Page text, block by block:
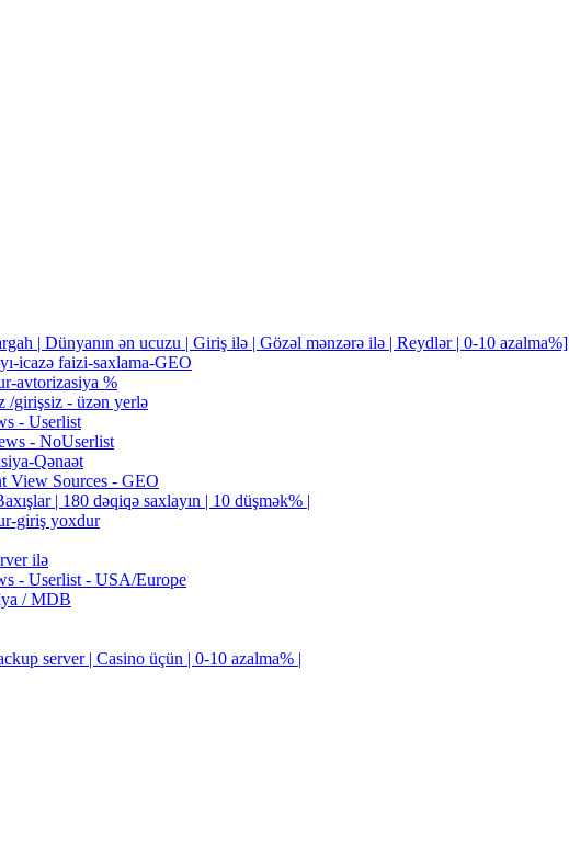
| Dünyanın ən ucuzu | Giriş ilə | Gözəl mənzərə ilə | Reydlər | 0-10 azalma%]
icazə faizi-saxlama-GEO
avtorizasiya %
/girişsiz - üzən yerlə
- Userlist
- NoUserlist
Qənaət
View Sources - GEO
| 180 dəqiqə saxlayın | 10 düşmək% |
giriş yoxdur
ilə
- Userlist - USA/Europe
/ MDB
server | Casino üçün | 0-10 azalma% |